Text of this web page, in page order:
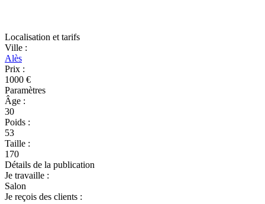
Localisation et tarifs
Ville :
Alès
Prix :
1000 €
Paramètres
Âge :
30
Poids :
53
Taille :
170
Détails de la publication
Je travaille :
Salon
Je reçois des clients :